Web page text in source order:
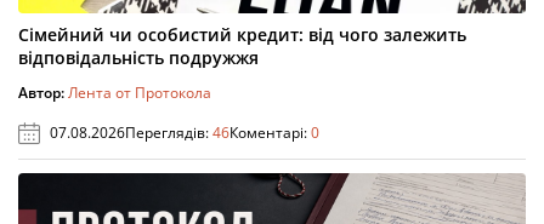
Сімейний чи особистий кредит: від чого залежить
відповідальність подружжя
Автор:Лента от Протокола
07.08.2026Переглядів:46Коментарі:0